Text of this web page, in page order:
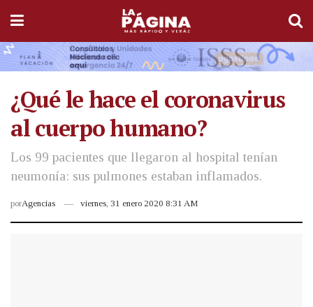
¿Qué le hace el coronavirus
al cuerpo humano?
Los 99 pacientes que llegaron al hospital tenían
neumonía: sus pulmones estaban inflamados.
porAgencias viernes, 31 enero 2020 8:31 AM